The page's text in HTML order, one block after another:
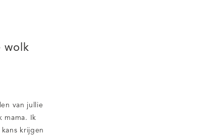
wolk
van jullie
mama. Ik
krijgen